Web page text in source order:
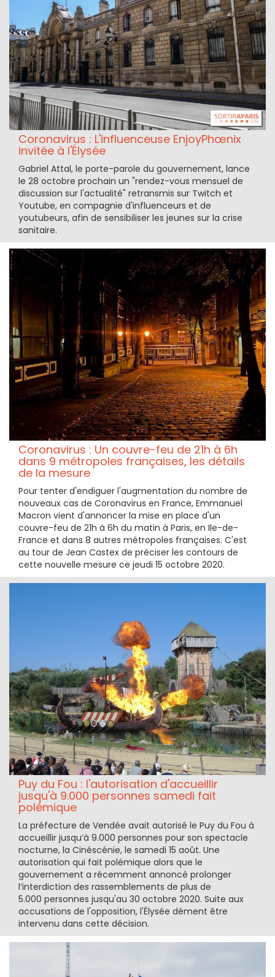
Coronavirus : L'influenceuse EnjoyPhœnix
invitée à l'Élysée
Gabriel Attal, le porte-parole du gouvernement, lance
le 28 octobre prochain un "rendez-vous mensuel de
discussion sur l'actualité" retransmis sur Twitch et
Youtube, en compagnie d'influenceurs et de
youtubeurs, afin de sensibiliser les jeunes sur la crise
sanitaire.
Coronavirus : Un couvre-feu de 21h à 6h
dans 9 métropoles françaises, les détails
de la mesure
Pour tenter d'endiguer l'augmentation du nombre de
nouveaux cas de Coronavirus en France, Emmanuel
Macron vient d'annoncer la mise en place d'un
couvre-feu de 21h à 6h du matin à Paris, en Ile-de-
France et dans 8 autres métropoles françaises. C'est
au tour de Jean Castex de préciser les contours de
cette nouvelle mesure ce jeudi 15 octobre 2020.
Puy du Fou : l'autorisation d'accueillir
jusqu'à 9.000 personnes samedi fait
polémique
La préfecture de Vendée avait autorisé le Puy du Fou à
accueillir jusqu’à 9.000 personnes pour son spectacle
nocturne, la Cinéscénie, le samedi 15 août. Une
autorisation qui fait polémique alors que le
gouvernement a récemment annoncé prolonger
l’interdiction des rassemblements de plus de
5.000 personnes jusqu'au 30 octobre 2020. Suite aux
accusations de l'opposition, l'Élysée dément être
intervenu dans cette décision.